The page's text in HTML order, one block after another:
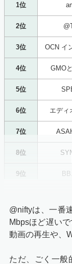
1位
2位
3位 OCN イ
4位 GMO
5位
6位 エディ
7位
8位
9位
11位
12位 タイガ
13位
@niftyは、一番
Mbpsほど遅い
動画の再生や、
ただ、ごく一般